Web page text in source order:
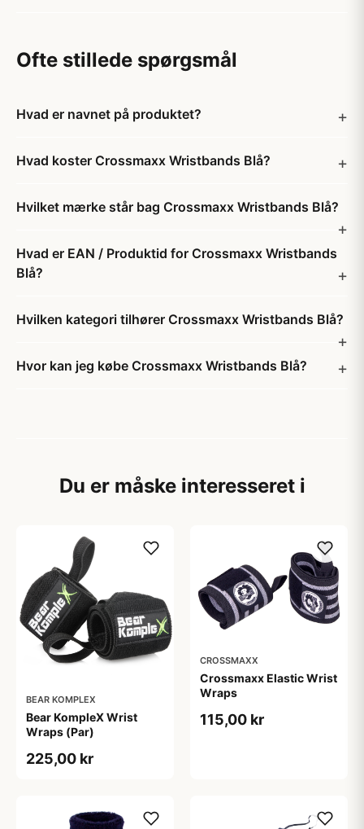
Ofte stillede spørgsmål
Hvad er navnet på produktet?
Hvad koster Crossmaxx Wristbands Blå?
Hvilket mærke står bag Crossmaxx Wristbands Blå?
Hvad er EAN / Produktid for Crossmaxx Wristbands
Blå?
Hvilken kategori tilhører Crossmaxx Wristbands Blå?
Hvor kan jeg købe Crossmaxx Wristbands Blå?
Du er måske interesseret i
BEAR KOMPLEX
Bear KompleX Wrist
Wraps (Par)
225,00 kr
CROSSMAXX
Crossmaxx Elastic Wrist
Wraps
115,00 kr